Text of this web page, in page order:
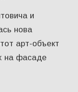
и
нова
арт-объект
на фасаде